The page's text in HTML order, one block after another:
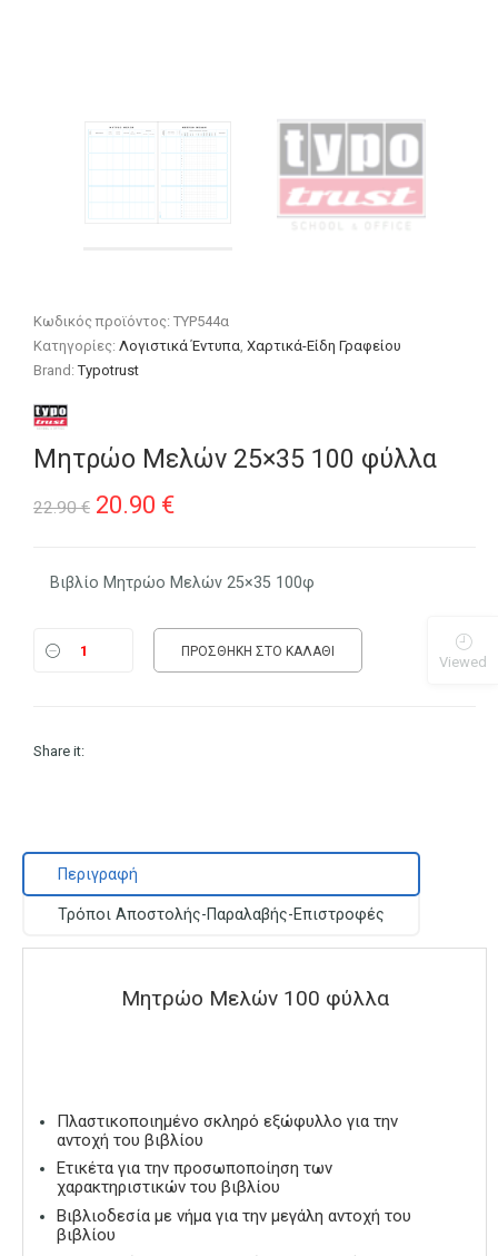
Κωδικός προϊόντος:TYP544α
Κατηγορίες:Λογιστικά Έντυπα,Χαρτικά-Είδη Γραφείου
Brand:Typotrust
Μητρώο Μελών 25×35 100 φύλλα
22.90€ Original
was:
20.90 €Η
τιμή
20.90 €.
Βιβλίο Μητρώο Μελών 25×35 100φ
ΠΡΟΣΘΉΚΗ ΣΤΟ ΚΑΛΆΘΙ
Share it:
Περιγραφή
Τρόποι Αποστολής-Παραλαβής-Επιστροφές
Μητρώο Μελών 100 φύλλα
Πλαστικοποιημένο σκληρό εξώφυλλο για την
αντοχή του βιβλίου
Ετικέτα για την προσωποποίηση των
χαρακτηριστικών του βιβλίου
Βιβλιοδεσία με νήμα για την μεγάλη αντοχή του
βιβλίου
Viewed